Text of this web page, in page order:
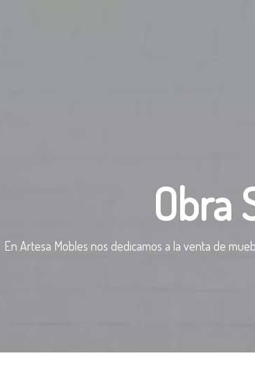
Obra
En Artesa Mobles nos dedicamos a la venta de